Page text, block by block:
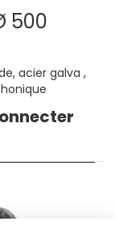
500
acier galva ,